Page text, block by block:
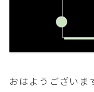
おはようございま